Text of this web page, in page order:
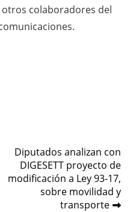
colaboradores del
Diputados analizan con
DIGESETT proyecto de
modificación a Ley 93-17,
sobre movilidad y
transporte